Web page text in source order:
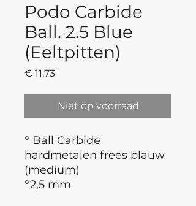
Podo Carbide
Ball. 2.5 Blue
(Eeltpitten)
€ 11,73Prijs
Niet op voorraad
° Ball Carbide
hardmetalen frees blauw
(medium)
°2,5 mm